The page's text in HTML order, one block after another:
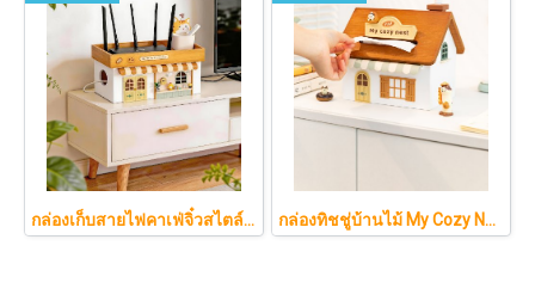
กล่องเก็บสายไฟคาเฟ่จิ๋วสไตล์ญี่ปุ่นมินิมอล ซ่อนเร้าเตอร์และปลั๊กไฟให้ห้องดูละมุนเหมือนยกคาเฟ่จากโตเกียวมาไว้ที่บ้าน กล่องทิชชู่บ้านไม้ My Cozy Nest สไตล์มินิมอล นอร์ดิก ของแต่งบ้านรูปบ้าน ขนมปัง เบเกอรี่ กล่องใส่กระดาษทิชชู่แบบตั้งโต๊ะ ฝาเปิดแม่เหล็ก เติมกระดาษง่าย